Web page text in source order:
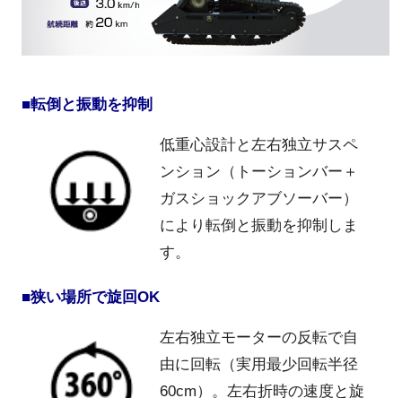
■転倒と振動を抑制
低重心設計と左右独立サスペ
ンション（トーションバー＋
ガスショックアブソーバー）
により転倒と振動を抑制しま
す。
■狭い場所で旋回OK
左右独立モーターの反転で自
由に回転（実用最少回転半径
60cm）。左右折時の速度と旋